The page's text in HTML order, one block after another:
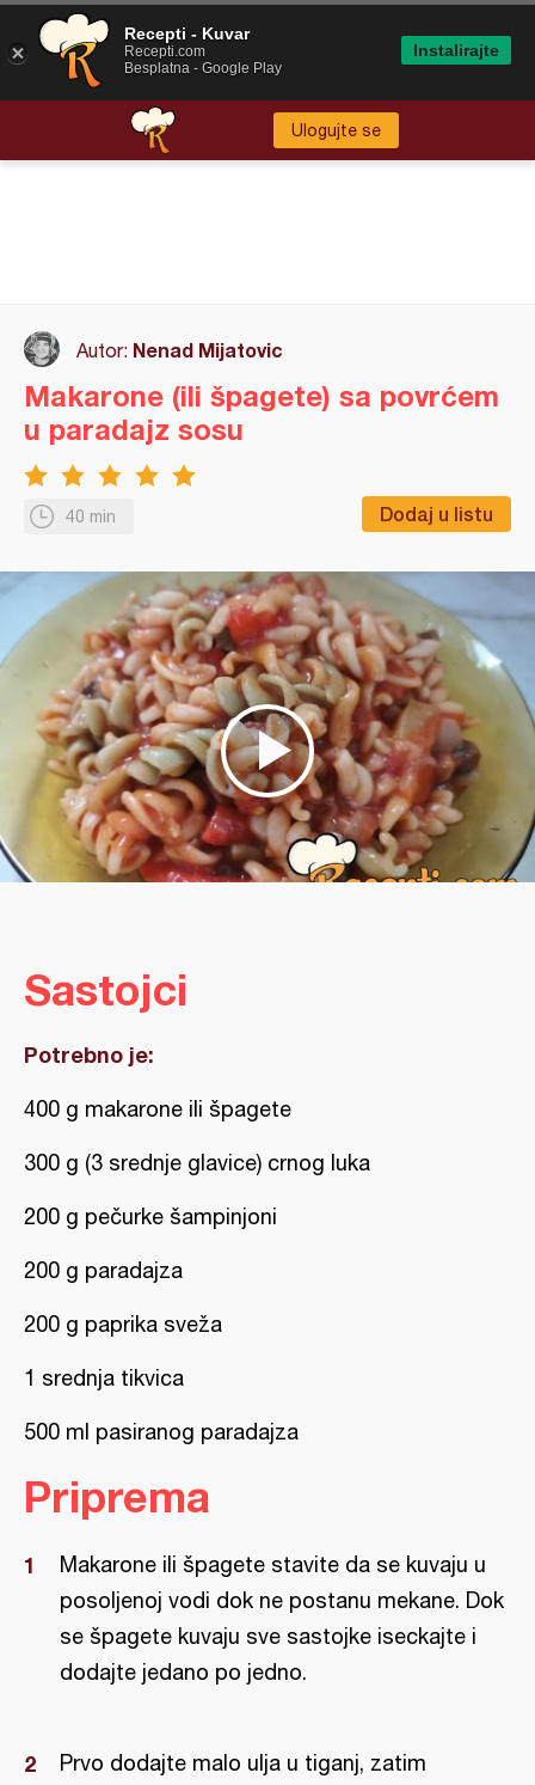
Ulogujte se
Autor: Nenad Mijatovic
40 min Dodaj u listu
Makarone (ili špagete) sa povrćem
u paradajz sosu
Sastojci
Potrebno je:
400 g makarone ili špagete
300 g (3 srednje glavice) crnog luka
200 g pečurke šampinjoni
200 g paradajza
200 g paprika sveža
1 srednja tikvica
500 ml pasiranog paradajza
Priprema
Makarone ili špagete stavite da se kuvaju u
posoljenoj vodi dok ne postanu mekane. Dok
se špagete kuvaju sve sastojke iseckajte i
dodajte jedano po jedno.
Prvo dodajte malo ulja u tiganj, zatim
Recepti - Kuvar
Recepti.com
Besplatna - Google Play
Instalirajte